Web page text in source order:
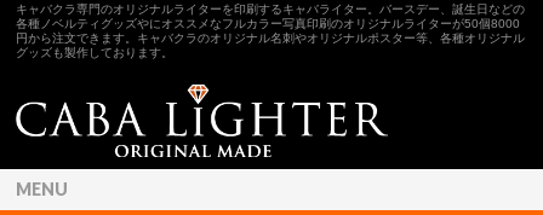
キャバクラ専門のオリジナルライターを印刷するキャバライター。バースデー、誕生日などの
各種ノベルティグッズやにオススメなフルカラー写真印刷のオリジナルライターが50個8000
円から注文できます。キャバクラのオリジナル名刺やオリジナルポスター等、各種オリジナル
グッズも製作しております。
MENU